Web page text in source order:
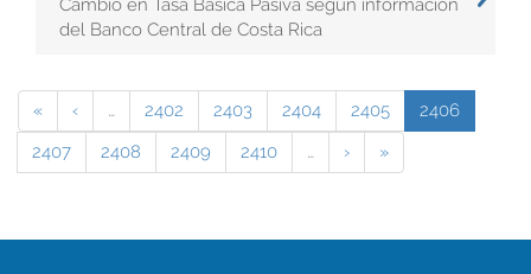
Cambio en Tasa Básica Pasiva según información
del Banco Central de Costa Rica
« ‹ … 2402 2403 2404 2405
2406
2407
2408 2409 2410 … › »